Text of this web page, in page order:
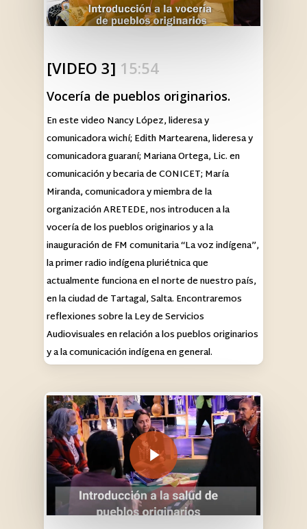
[VIDEO 3] 15:54
Vocería de pueblos originarios.
En este video Nancy López, lideresa y
comunicadora wichí; Edith Martearena, lideresa y
comunicadora guaraní; Mariana Ortega, Lic. en
comunicación y becaria de CONICET; María
Miranda, comunicadora y miembra de la
organización ARETEDE, nos introducen a la
vocería de los pueblos originarios y a la
inauguración de FM comunitaria “La voz indígena”,
la primer radio indígena pluriétnica que
actualmente funciona en el norte de nuestro país,
en la ciudad de Tartagal, Salta. Encontraremos
reflexiones sobre la Ley de Servicios
Audiovisuales en relación a los pueblos originarios
y a la comunicación indígena en general.
Play Video